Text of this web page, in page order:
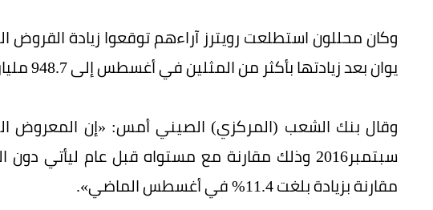
وكان محللون استطلعت رويترز آراءهم توقعوا زيادة القروض
يوان بعد زيادتها بأكثر من المثلين في أغسطس إلى 948.7 مليار يوان.
سبتمبر2016 وذلك مقارنة مع مستواه قبل عام
مقارنة بزيادة بلغت 11.4% في أغسطس الماضي».